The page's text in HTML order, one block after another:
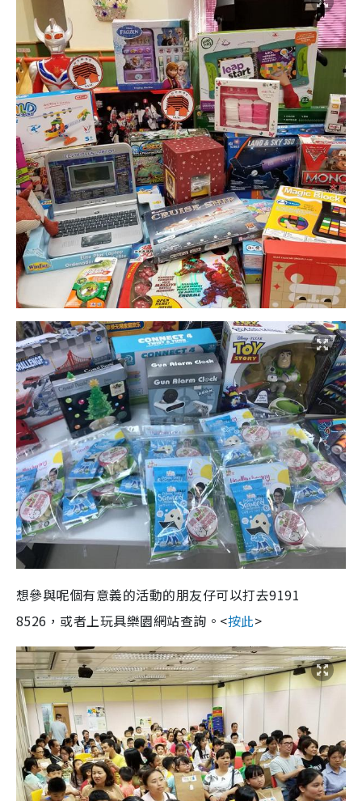
想參與呢個有意義的活動的朋友仔可以打去9191
8526，或者上玩具樂園網站查詢。<按此>